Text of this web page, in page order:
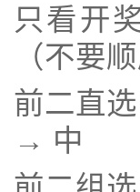
只看开
（不要
前二直
→ 中